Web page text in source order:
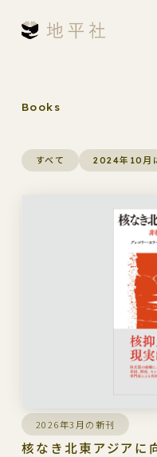
Books
すべて 2024年10月
2026年3月の新刊
核なき北東アジア